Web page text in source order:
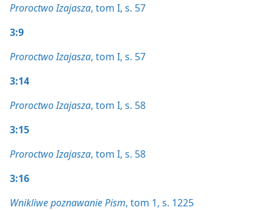
Proroctwo Izajasza, tom I, s. 57
3:9
Proroctwo Izajasza, tom I, s. 57
3:14
Proroctwo Izajasza, tom I, s. 58
3:15
Proroctwo Izajasza, tom I, s. 58
3:16
Wnikliwe poznawanie Pism, tom 1, s. 1225